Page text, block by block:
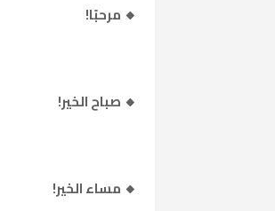
🔸 مرحبًا!
🔸 صباح الخير!
🔸 مساء الخير!